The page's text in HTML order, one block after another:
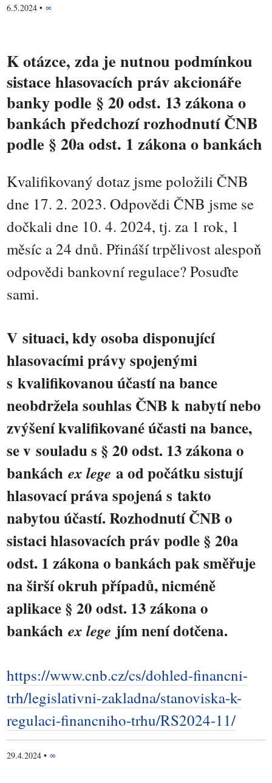
6.5.2024 • ∞
K otázce, zda je nutnou podmínkou
sistace hlasovacích práv akcionáře
banky podle § 20 odst. 13 zákona o
bankách předchozí rozhodnutí ČNB
podle § 20a odst. 1 zákona o bankách
Kvalifikovaný dotaz jsme položili ČNB
dne 17. 2. 2023. Odpovědi ČNB jsme se
dočkali dne 10. 4. 2024, tj. za 1 rok, 1
měsíc a 24 dnů. Přináší trpělivost alespoň
odpovědi bankovní regulace? Posuďte
sami.
V situaci, kdy osoba disponující
hlasovacími právy spojenými
s kvalifikovanou účastí na bance
neobdržela souhlas ČNB k nabytí nebo
zvýšení kvalifikované účasti na bance,
se v souladu s § 20 odst. 13 zákona o
bankáchex lege a od počátku sistují
hlasovací práva spojená s takto
nabytou účastí. Rozhodnutí ČNB o
sistaci hlasovacích práv podle § 20a
odst. 1 zákona o bankách pak směřuje
na širší okruh případů, nicméně
aplikace § 20 odst. 13 zákona o
bankáchex lege jím není dotčena.
https://www.cnb.cz/cs/dohled-financni-
trh/legislativni-zakladna/stanoviska-k-
regulaci-financniho-trhu/RS2024-11/
29.4.2024 • ∞